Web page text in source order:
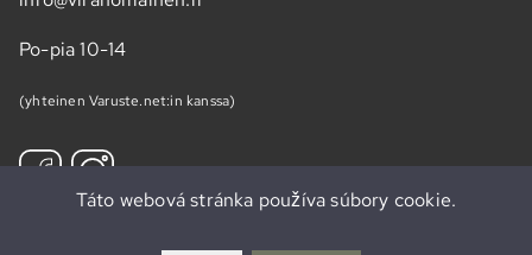
Po-pia 10-14
(yhteinen Varuste.net:in kanssa)
Táto webová stránka používa súbory cookie.